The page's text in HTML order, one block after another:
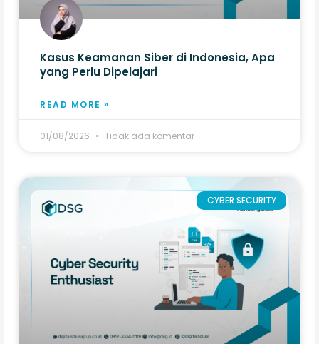
Kasus Keamanan Siber di Indonesia, Apa
yang Perlu Dipelajari
READ MORE »
01/08/2026 Tidak ada komentar
CYBER SECURITY